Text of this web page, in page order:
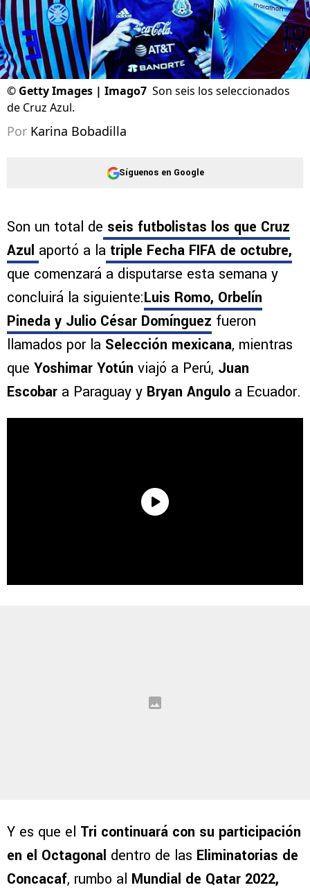
© Getty Images | Imago7 Son seis los seleccionados
de Cruz Azul.
Por Karina Bobadilla
Síguenos en Google
Son un total de seis futbolistas los que Cruz
Azul aportó a la triple Fecha FIFA de octubre,
que comenzará a disputarse esta semana y
concluirá la siguiente:Luis Romo, Orbelín
Pineda y Julio César Domínguez fueron
llamados por la Selección mexicana, mientras
que Yoshimar Yotún viajó a Perú, Juan
Escobar a Paraguay y Bryan Angulo a Ecuador.
Y es que el Tri continuará con su participación
en el Octagonal dentro de las Eliminatorias de
Concacaf, rumbo al Mundial de Qatar 2022,